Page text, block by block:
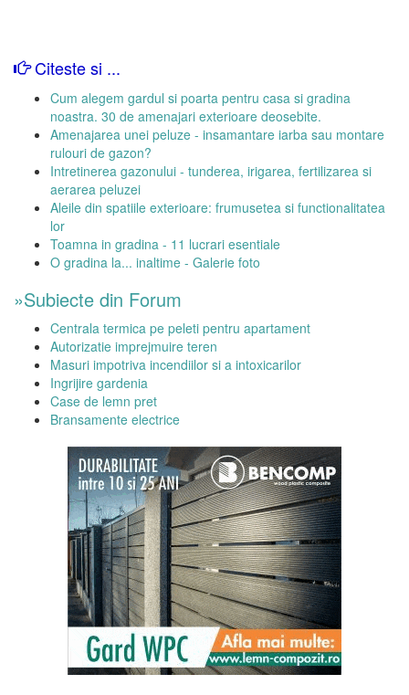
Citeste si ...
Cum alegem gardul si poarta pentru casa si gradina
noastra. 30 de amenajari exterioare deosebite.
Amenajarea unei peluze - insamantare iarba sau montare
rulouri de gazon?
Intretinerea gazonului - tunderea, irigarea, fertilizarea si
aerarea peluzei
Aleile din spatiile exterioare: frumusetea si functionalitatea
lor
Toamna in gradina - 11 lucrari esentiale
O gradina la... inaltime - Galerie foto
»Subiecte din Forum
Centrala termica pe peleti pentru apartament
Autorizatie imprejmuire teren
Masuri impotriva incendiilor si a intoxicarilor
Ingrijire gardenia
Case de lemn pret
Bransamente electrice